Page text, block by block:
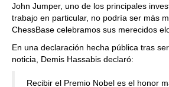
John Jumper, uno de los principales
trabajo en particular, no podría ser más
ChessBase celebramos sus merecidos
En una declaración hecha pública tras
noticia, Demis Hassabis declaró:
Recibir el Premio Nobel es el honor